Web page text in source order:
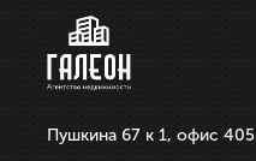
Пушкина 67 к 1, офис 405